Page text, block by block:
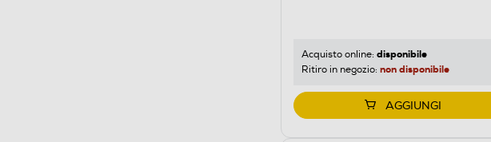
Acquisto online: disponibile
Ritiro in negozio: non disponibile
AGGIUNGI